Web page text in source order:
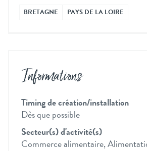
BRETAGNE PAYS DE LA LOIRE
Informations
Timing de création/installation
Dès que possible
Secteur(s) d'activité(s)
Commerce alimentaire,